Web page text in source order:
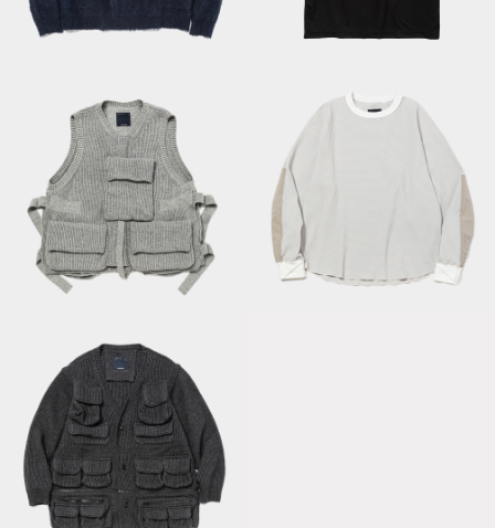
Mohair Double Knit
Cardigan/Navy
Military Roll Dry
Tee/Off Black
Body Armor Knit
Vest/Grey
SOLOTEX Waffle
L/S Tee/Taupe
Detachable Knit
Luggage